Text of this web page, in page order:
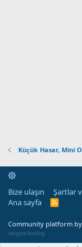
Küçük Hasar, Mini
Bize ulaşın Şartlar
Ana sayfa
R
Community platform
verigom hosting